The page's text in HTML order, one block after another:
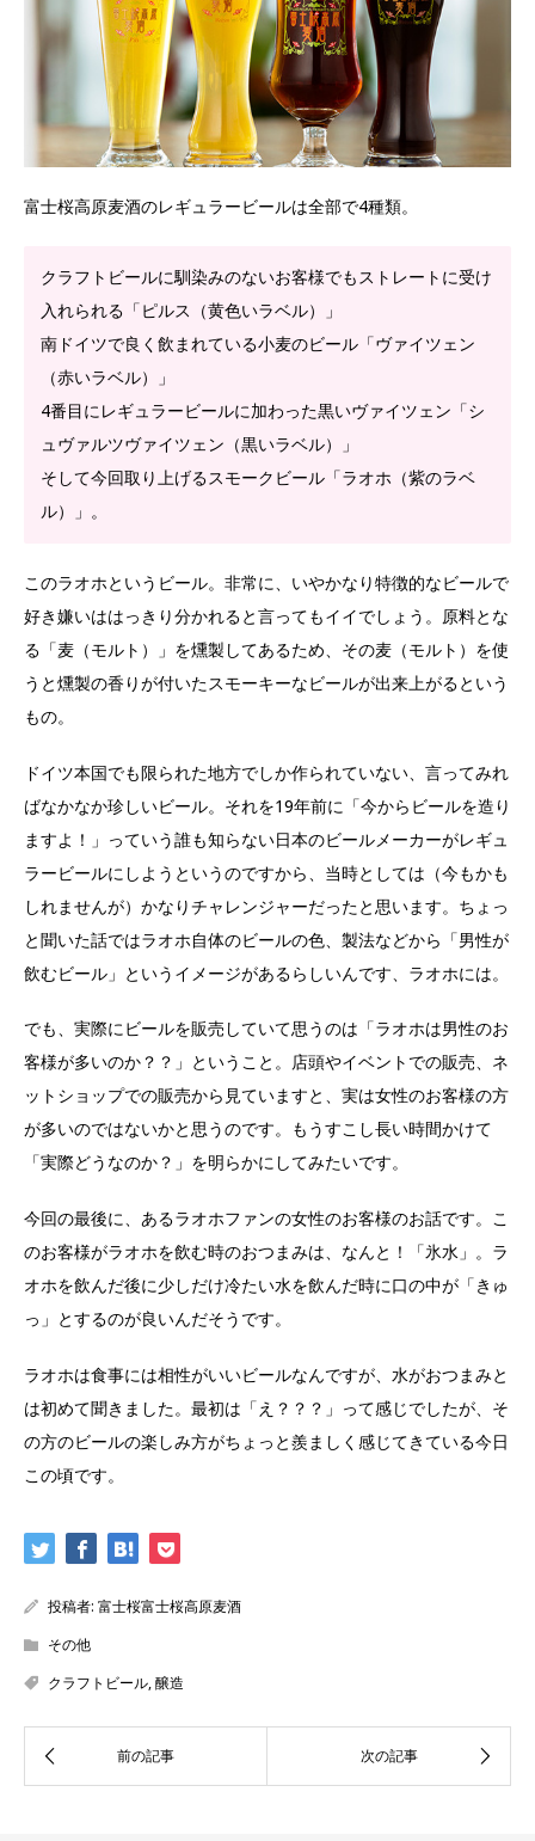
富士桜高原麦酒のレギュラービールは全部で4種類。
クラフトビールに馴染みのないお客様でもストレートに受け
入れられる「ピルス（黄色いラベル）」
南ドイツで良く飲まれている小麦のビール「ヴァイツェン
（赤いラベル）」
4番目にレギュラービールに加わった黒いヴァイツェン「シ
ュヴァルツヴァイツェン（黒いラベル）」
そして今回取り上げるスモークビール「ラオホ（紫のラベ
ル）」。
このラオホというビール。非常に、いやかなり特徴的なビールで
好き嫌いははっきり分かれると言ってもイイでしょう。原料とな
る「麦（モルト）」を燻製してあるため、その麦（モルト）を使
うと燻製の香りが付いたスモーキーなビールが出来上がるという
もの。
ドイツ本国でも限られた地方でしか作られていない、言ってみれ
ばなかなか珍しいビール。それを19年前に「今からビールを造り
ますよ！」っていう誰も知らない日本のビールメーカーがレギュ
ラービールにしようというのですから、当時としては（今もかも
しれませんが）かなりチャレンジャーだったと思います。ちょっ
と聞いた話ではラオホ自体のビールの色、製法などから「男性が
飲むビール」というイメージがあるらしいんです、ラオホには。
でも、実際にビールを販売していて思うのは「ラオホは男性のお
客様が多いのか？？」ということ。店頭やイベントでの販売、ネ
ットショップでの販売から見ていますと、実は女性のお客様の方
が多いのではないかと思うのです。もうすこし長い時間かけて
「実際どうなのか？」を明らかにしてみたいです。
今回の最後に、あるラオホファンの女性のお客様のお話です。こ
のお客様がラオホを飲む時のおつまみは、なんと！「氷水」。ラ
オホを飲んだ後に少しだけ冷たい水を飲んだ時に口の中が「きゅ
っ」とするのが良いんだそうです。
ラオホは食事には相性がいいビールなんですが、水がおつまみと
は初めて聞きました。最初は「え？？？」って感じでしたが、そ
の方のビールの楽しみ方がちょっと羨ましく感じてきている今日
この頃です。
投稿者: 富士桜富士桜高原麦酒
その他
クラフトビール,醸造